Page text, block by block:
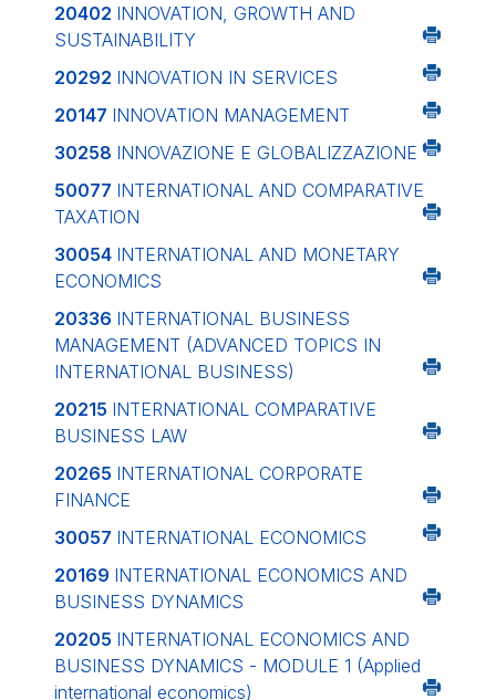
20402 INNOVATION, GROWTH AND
SUSTAINABILITY
20292 INNOVATION IN SERVICES
20147 INNOVATION MANAGEMENT
30258 INNOVAZIONE E GLOBALIZZAZIONE
50077 INTERNATIONAL AND COMPARATIVE
TAXATION
30054 INTERNATIONAL AND MONETARY
ECONOMICS
20336 INTERNATIONAL BUSINESS
MANAGEMENT (ADVANCED TOPICS IN
INTERNATIONAL BUSINESS)
20215 INTERNATIONAL COMPARATIVE
BUSINESS LAW
20265 INTERNATIONAL CORPORATE
FINANCE
30057 INTERNATIONAL ECONOMICS
20169 INTERNATIONAL ECONOMICS AND
BUSINESS DYNAMICS
20205 INTERNATIONAL ECONOMICS AND
BUSINESS DYNAMICS - MODULE 1 (Applied
international economics)